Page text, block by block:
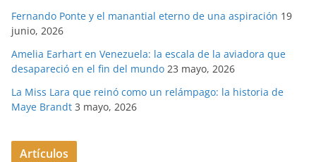
Fernando Ponte y el manantial eterno de una aspiración 19
junio, 2026
Amelia Earhart en Venezuela: la escala de la aviadora que
desapareció en el fin del mundo 23 mayo, 2026
La Miss Lara que reinó como un relámpago: la historia de
Maye Brandt 3 mayo, 2026
Artículos